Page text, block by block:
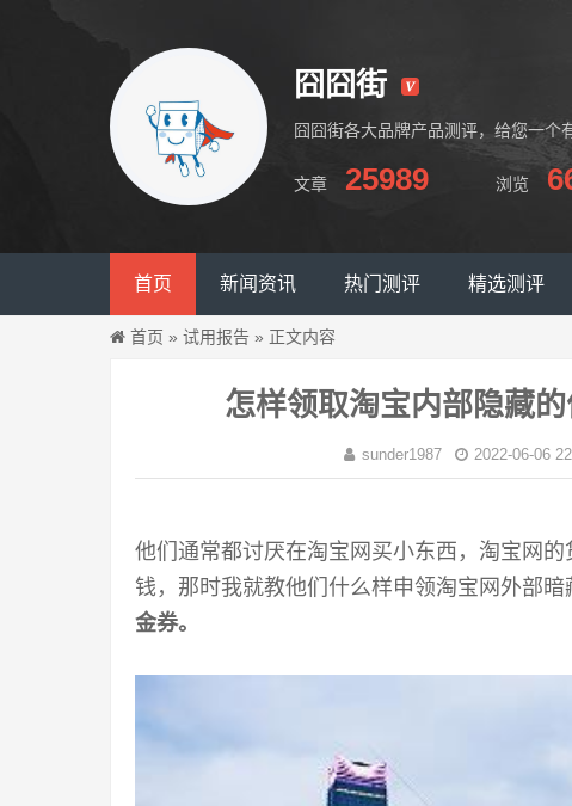
囧囧街
囧囧街各大品牌产品测评，给您一个
文章 25989 浏览
首页 新闻资讯 热门测评 精选测评
首页 » 试用报告 » 正文内容
怎样领取淘宝内部隐藏
sunder1987 2022-06-06
他们通常都讨厌在淘宝网买小东西，淘宝网
钱，那时我就教他们什么样申领淘宝网外部暗
金券。